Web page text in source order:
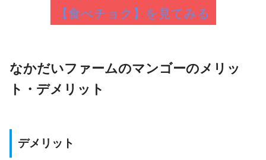
【食べチョク】を見てみる
なかだいファームのマンゴーのメリッ
ト・デメリット
デメリット